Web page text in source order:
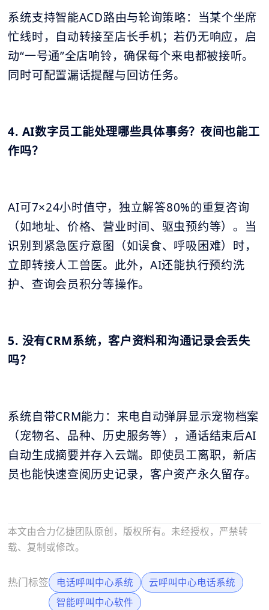
系统支持智能ACD路由与轮询策略：当某个坐席
忙线时，自动转接至店长手机；若仍无响应，启
动“一号通”全店响铃，确保每个来电都被接听。
同时可配置漏话提醒与回访任务。
4. AI数字员工能处理哪些具体事务？夜间也能工
作吗？
AI可7×24小时值守，独立解答80%的重复咨询
（如地址、价格、营业时间、驱虫预约等）。当
识别到紧急医疗意图（如误食、呼吸困难）时，
立即转接人工兽医。此外，AI还能执行预约洗
护、查询会员积分等操作。
5. 没有CRM系统，客户资料和沟通记录会丢失
吗？
系统自带CRM能力：来电自动弹屏显示宠物档案
（宠物名、品种、历史服务等），通话结束后AI
自动生成摘要并存入云端。即使员工离职，新店
员也能快速查阅历史记录，客户资产永久留存。
本文由合力亿捷团队原创，版权所有。未经授权，严禁转
载、复制或修改。
热门标签 电话呼叫中心系统
云呼叫中心电话系统
智能呼叫中心软件